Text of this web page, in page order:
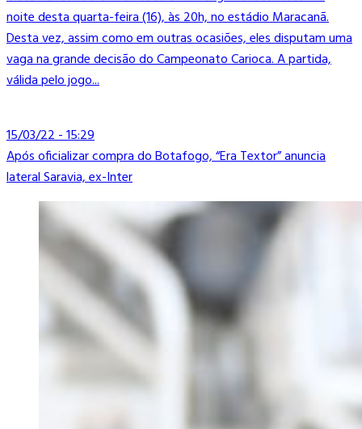
noite desta quarta-feira (16), às 20h, no estádio Maracanã.
Desta vez, assim como em outras ocasiões, eles disputam uma
vaga na grande decisão do Campeonato Carioca. A partida,
válida pelo jogo...
15/03/22 - 15:29
Após oficializar compra do Botafogo, “Era Textor” anuncia
lateral Saravia, ex-Inter